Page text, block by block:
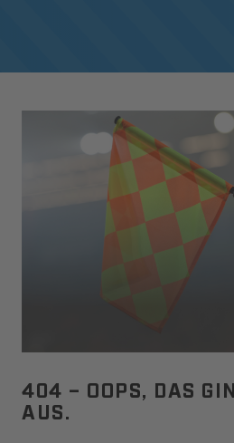
404 – OOPS, DAS
AUS.